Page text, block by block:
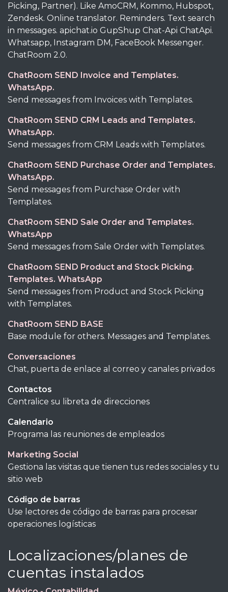
Picking, Partner). Like AmoCRM, Kommo, Hubspot,
Zendesk. Online translator. Reminders. Text search
in messages. apichat.io GupShup Chat-Api ChatApi.
Whatsapp, Instagram DM, FaceBook Messenger.
ChatRoom 2.0.
ChatRoom SEND Invoice and Templates.
WhatsApp.
Send messages from Invoices with Templates.
ChatRoom SEND CRM Leads and Templates.
WhatsApp.
Send messages from CRM Leads with Templates.
ChatRoom SEND Purchase Order and Templates.
WhatsApp.
Send messages from Purchase Order with
Templates.
ChatRoom SEND Sale Order and Templates.
WhatsApp
Send messages from Sale Order with Templates.
ChatRoom SEND Product and Stock Picking.
Templates. WhatsApp
Send messages from Product and Stock Picking
with Templates.
ChatRoom SEND BASE
Base module for others. Messages and Templates.
Conversaciones
Chat, puerta de enlace al correo y canales privados
Contactos
Centralice su libreta de direcciones
Calendario
Programa las reuniones de empleados
Marketing Social
Gestiona las visitas que tienen tus redes sociales y tu
sitio web
Código de barras
Use lectores de código de barras para procesar
operaciones logísticas
Localizaciones/planes de
cuentas instalados